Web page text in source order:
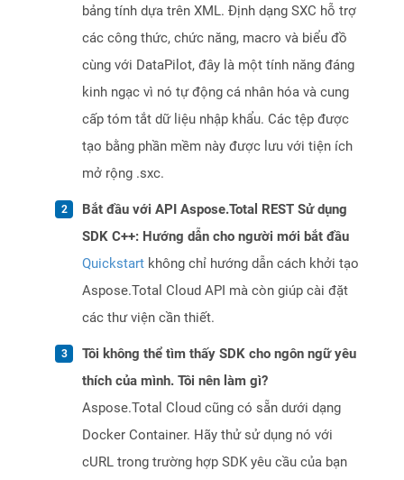
bảng tính dựa trên XML. Định dạng SXC hỗ trợ
các công thức, chức năng, macro và biểu đồ
cùng với DataPilot, đây là một tính năng đáng
kinh ngạc vì nó tự động cá nhân hóa và cung
cấp tóm tắt dữ liệu nhập khẩu. Các tệp được
tạo bằng phần mềm này được lưu với tiện ích
mở rộng .sxc.
Bắt đầu với API Aspose.Total REST Sử dụng
SDK C++: Hướng dẫn cho người mới bắt đầu
Quickstart không chỉ hướng dẫn cách khởi tạo
Aspose.Total Cloud API mà còn giúp cài đặt
các thư viện cần thiết.
Tôi không thể tìm thấy SDK cho ngôn ngữ yêu
thích của mình. Tôi nên làm gì?
Aspose.Total Cloud cũng có sẵn dưới dạng
Docker Container. Hãy thử sử dụng nó với
cURL trong trường hợp SDK yêu cầu của bạn